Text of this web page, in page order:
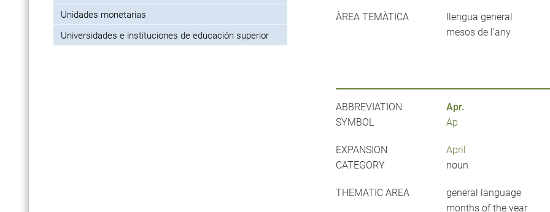
Unidades monetarias
Universidades e instituciones de educación superior
ÀREA TEMÀTICA
llengua general
mesos de l’any
ABBREVIATION
Apr.
SYMBOL
Ap
EXPANSION
April
CATEGORY
noun
THEMATIC AREA
general language
months of the year